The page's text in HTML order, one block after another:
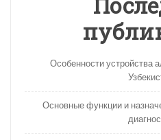
Особенности устройства
Основные функции и